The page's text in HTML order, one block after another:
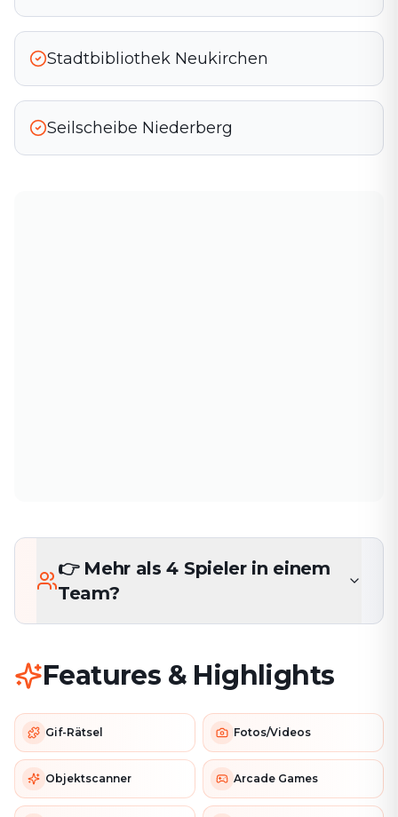
Stadtbibliothek Neukirchen
Seilscheibe Niederberg
👉 Mehr als 4 Spieler in einem
Team?
Features & Highlights
Gif-Rätsel Fotos/Videos
Objektscanner Arcade Games